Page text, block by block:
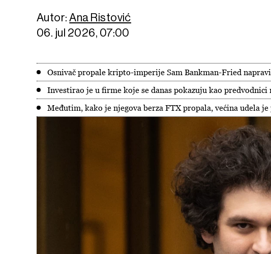
Autor:Ana Ristović
06. jul 2026, 07:00
Osnivač propale kripto-imperije Sam Bankman-Fried
Investirao je u firme koje se danas pokazuju kao predvodnici
Međutim, kako je njegova berza FTX propala, većina udela